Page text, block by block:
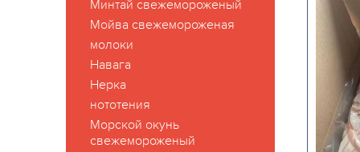
Минтай свежемороженый
Мойва свежемороженая
молоки
Навага
Нерка
нототения
Морской окунь
свежемороженый